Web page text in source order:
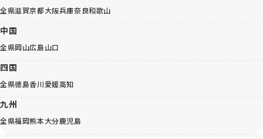
全県滋賀京都大阪兵庫奈良和歌山
中国
全県岡山広島山口
四国
全県徳島香川愛媛高知
九州
全県福岡熊本大分鹿児島